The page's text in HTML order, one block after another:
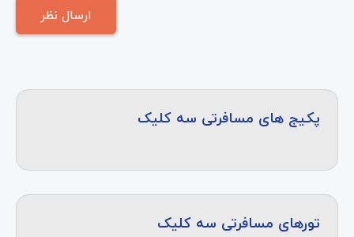
پکیج های مسافرتی سه کلیک
تورهای مسافرتی سه کلیک